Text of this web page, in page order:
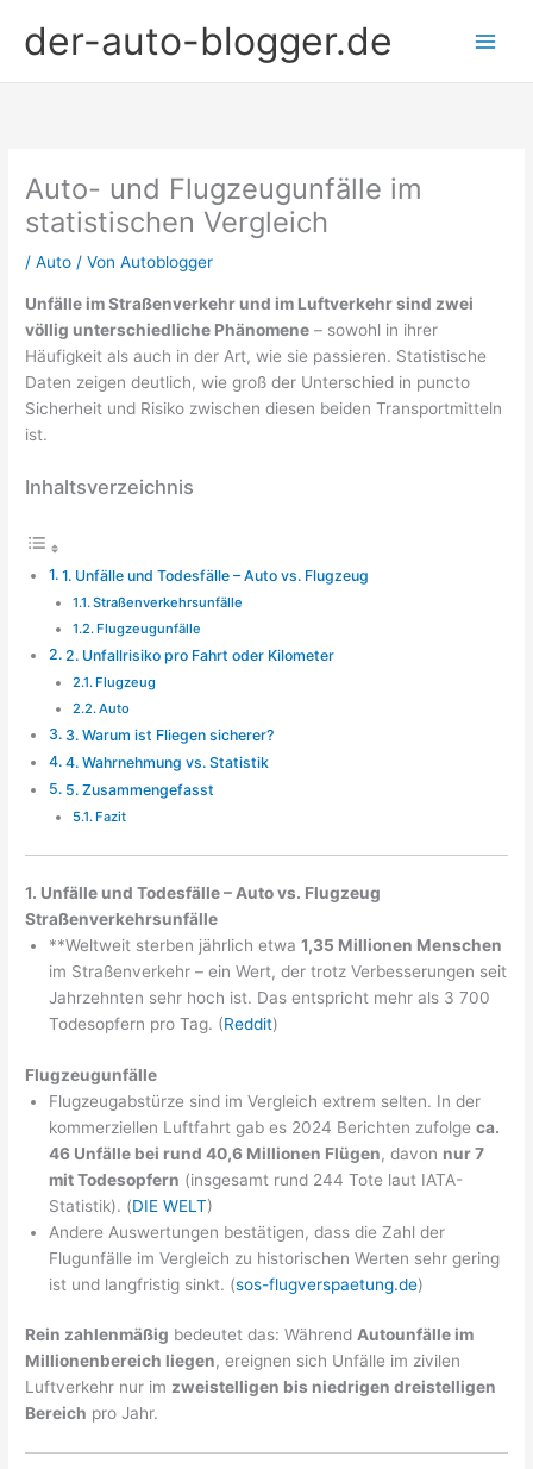
Inhaltder-auto-blogger.de
Auto- und Flugzeugunfälle im
statistischen Vergleich
/Auto / VonAutoblogger
Unfälle im Straßenverkehr und im Luftverkehr sind zwei
völlig unterschiedliche Phänomene – sowohl in ihrer
Häufigkeit als auch in der Art, wie sie passieren. Statistische
Daten zeigen deutlich, wie groß der Unterschied in puncto
Sicherheit und Risiko zwischen diesen beiden Transportmitteln
ist.
Inhaltsverzeichnis
1. Unfälle und Todesfälle – Auto vs. Flugzeug
Straßenverkehrsunfälle
Flugzeugunfälle
2. Unfallrisiko pro Fahrt oder Kilometer
Flugzeug
Auto
3. Warum ist Fliegen sicherer?
4. Wahrnehmung vs. Statistik
5. Zusammengefasst
Fazit
1. Unfälle und Todesfälle – Auto vs. Flugzeug
Straßenverkehrsunfälle
**Weltweit sterben jährlich etwa1,35 Millionen Menschen
im Straßenverkehr – ein Wert, der trotz Verbesserungen seit
Jahrzehnten sehr hoch ist. Das entspricht mehr als 3 700
Todesopfern pro Tag. (Reddit)
Flugzeugunfälle
Flugzeugabstürze sind im Vergleich extrem selten. In der
kommerziellen Luftfahrt gab es 2024 Berichten zufolgeca.
46 Unfälle bei rund 40,6 Millionen Flügen, davon nur 7
mit Todesopfern (insgesamt rund 244 Tote laut IATA-
Statistik). (DIE WELT)
Andere Auswertungen bestätigen, dass die Zahl der
Flugunfälle im Vergleich zu historischen Werten sehr gering
ist und langfristig sinkt. (sos-flugverspaetung.de)
Rein zahlenmäßig bedeutet das: Während Autounfälle im
Millionenbereich liegen, ereignen sich Unfälle im zivilen
Luftverkehr nur im zweistelligen bis niedrigen dreistelligen
Bereich pro Jahr.